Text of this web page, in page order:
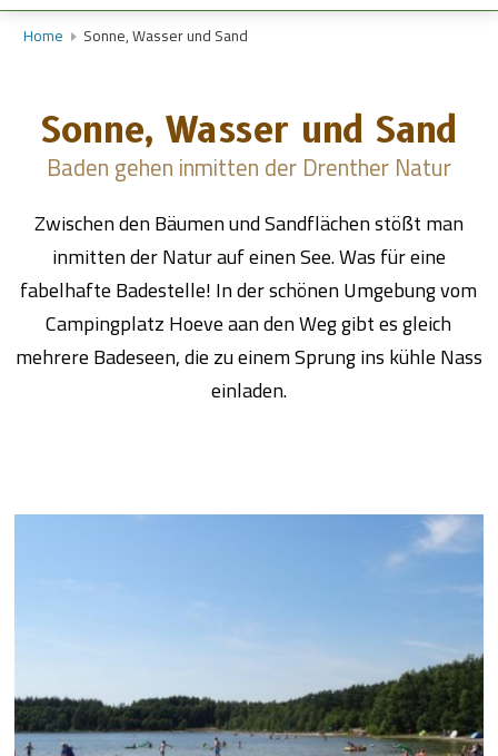
Home Sonne, Wasser und Sand
Sonne, Wasser und Sand
Baden gehen inmitten der Drenther Natur
Zwischen den Bäumen und Sandflächen stößt man
inmitten der Natur auf einen See. Was für eine
fabelhafte Badestelle! In der schönen Umgebung vom
Campingplatz Hoeve aan den Weg gibt es gleich
mehrere Badeseen, die zu einem Sprung ins kühle Nass
einladen.